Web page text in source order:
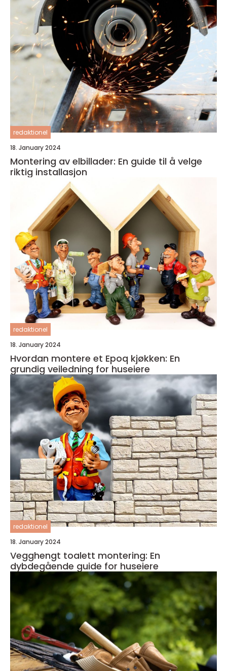
redaktionel
18. January 2024
Montering av elbillader: En guide til å velge
riktig installasjon
redaktionel
18. January 2024
Hvordan montere et Epoq kjøkken: En
grundig veiledning for huseiere
redaktionel
18. January 2024
Vegghengt toalett montering: En
dybdegående guide for huseiere